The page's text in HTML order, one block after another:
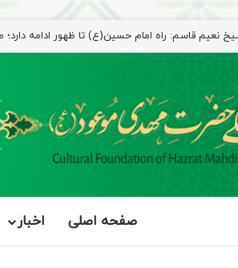
شیخ نعیم قاسم: راه امام حسین(ع) تا ظهور ادامه دارد؛
صفحه اصلی اخبار